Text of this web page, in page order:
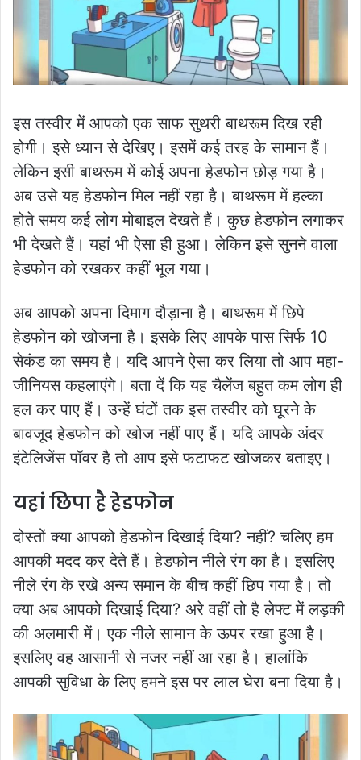
इस तस्वीर में आपको एक साफ सुथरी बाथरूम दिख रही
होगी। इसे ध्यान से देखिए। इसमें कई तरह के सामान हैं।
लेकिन इसी बाथरूम में कोई अपना हेडफोन छोड़ गया है।
अब उसे यह हेडफोन मिल नहीं रहा है। बाथरूम में हल्का
होते समय कई लोग मोबाइल देखते हैं। कुछ हेडफोन लगाकर
भी देखते हैं। यहां भी ऐसा ही हुआ। लेकिन इसे सुनने वाला
हेडफोन को रखकर कहीं भूल गया।
अब आपको अपना दिमाग दौड़ाना है। बाथरूम में छिपे
हेडफोन को खोजना है। इसके लिए आपके पास सिर्फ 10
सेकंड का समय है। यदि आपने ऐसा कर लिया तो आप महा-
जीनियस कहलाएंगे। बता दें कि यह चैलेंज बहुत कम लोग ही
हल कर पाए हैं। उन्हें घंटों तक इस तस्वीर को घूरने के
बावजूद हेडफोन को खोज नहीं पाए हैं। यदि आपके अंदर
इंटेलिजेंस पॉवर है तो आप इसे फटाफट खोजकर बताइए।
यहां छिपा है हेडफोन
दोस्तों क्या आपको हेडफोन दिखाई दिया? नहीं? चलिए हम
आपकी मदद कर देते हैं। हेडफोन नीले रंग का है। इसलिए
नीले रंग के रखे अन्य समान के बीच कहीं छिप गया है। तो
क्या अब आपको दिखाई दिया? अरे वहीं तो है लेफ्ट में लड़की
की अलमारी में। एक नीले सामान के ऊपर रखा हुआ है।
इसलिए वह आसानी से नजर नहीं आ रहा है। हालांकि
आपकी सुविधा के लिए हमने इस पर लाल घेरा बना दिया है।